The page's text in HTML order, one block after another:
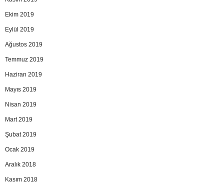
Ekim 2019
Eylül 2019
Ağustos 2019
Temmuz 2019
Haziran 2019
Mayıs 2019
Nisan 2019
Mart 2019
Şubat 2019
Ocak 2019
Aralık 2018
Kasım 2018